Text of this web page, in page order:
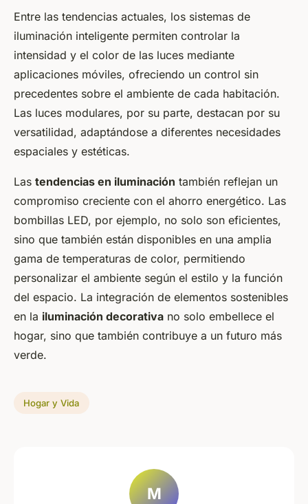
Entre las tendencias actuales, los sistemas de
iluminación inteligente permiten controlar la
intensidad y el color de las luces mediante
aplicaciones móviles, ofreciendo un control sin
precedentes sobre el ambiente de cada habitación.
Las luces modulares, por su parte, destacan por su
versatilidad, adaptándose a diferentes necesidades
espaciales y estéticas.
Las tendencias en iluminación también reflejan un
compromiso creciente con el ahorro energético. Las
bombillas LED, por ejemplo, no solo son eficientes,
sino que también están disponibles en una amplia
gama de temperaturas de color, permitiendo
personalizar el ambiente según el estilo y la función
del espacio. La integración de elementos sostenibles
en la iluminación decorativa no solo embellece el
hogar, sino que también contribuye a un futuro más
verde.
Hogar y Vida
M